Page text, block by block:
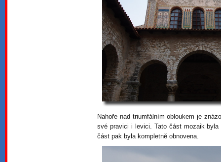
Nahoře nad triumfálním obloukem je
své pravici i levici. Tato část mozaik
část pak byla kompletně obnovena.